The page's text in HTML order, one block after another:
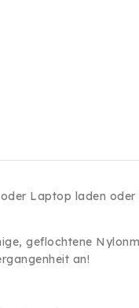
Laptop laden
geflochtene
an!